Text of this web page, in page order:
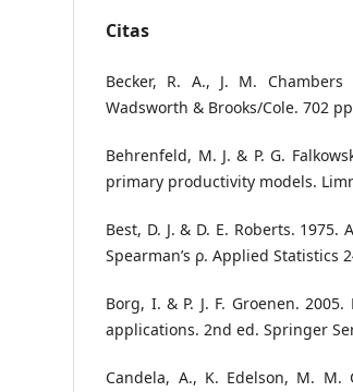
Citas
Becker, R. A., J. M.
Wadsworth & Brooks/Cole. 702
Behrenfeld, M. J. & P. G.
primary productivity models.
Best, D. J. & D. E. Roberts.
Spearman’s ρ. Applied Statistics
Borg, I. & P. J. F. Groenen.
applications. 2nd ed. Springer
Candela, A., K. Edelson, M. M.